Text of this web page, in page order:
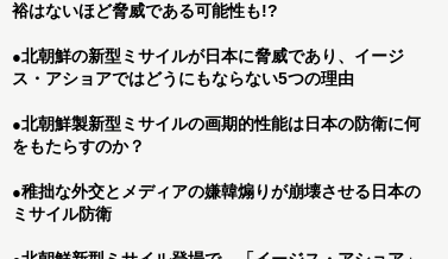
裕はないほど脅威である可能性も!?
●北朝鮮の新型ミサイルが日本に脅威であり、イージ
ス・アショアではどうにもならない5つの理由
●北朝鮮製新型ミサイルの画期的性能は日本の防衛に何
をもたらすのか？
●稚拙な外交とメディアの嫌韓煽りが崩壊させる日本の
ミサイル防衛